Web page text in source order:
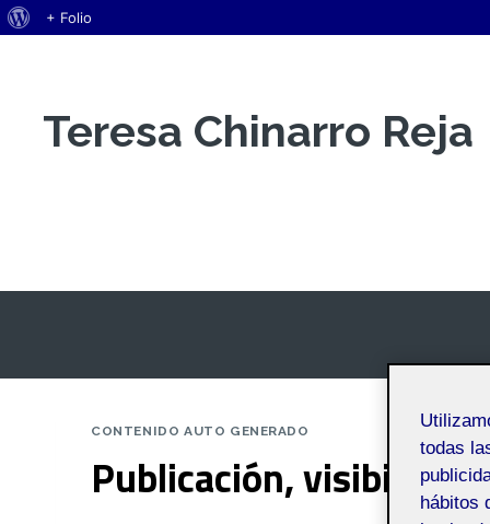
Acerca
+ Folio
Teresa Chinarro Reja
CONTENIDO AUTO GENERADO
Publicación, visibilidad
todas
hábitos